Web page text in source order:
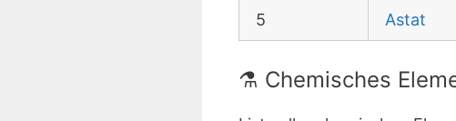
5 Astat
⚗️ Chemisches